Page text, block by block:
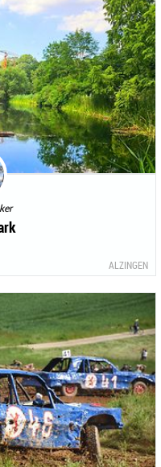
ALZINGEN